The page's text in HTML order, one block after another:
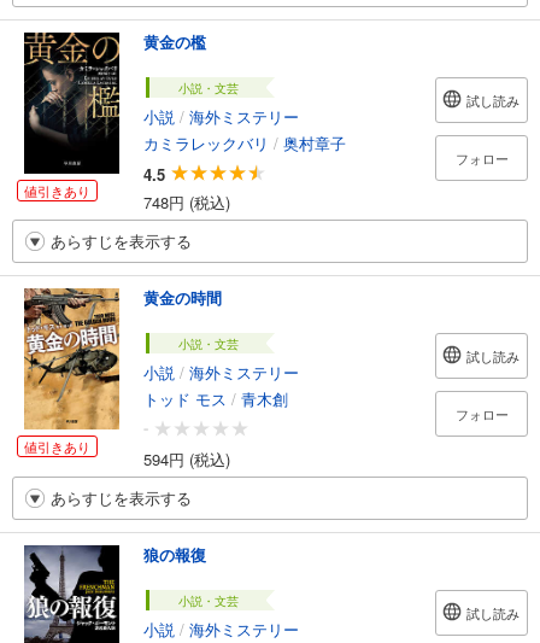
値引きあり
黄金の檻
小説・文芸
小説 / 海外ミステリー
カミラレックバリ / 奥村章子
4.5
748円 (税込)
試し読み
フォロー
あらすじを表示する
値引きあり
黄金の時間
小説・文芸
小説 / 海外ミステリー
トッド モス / 青木創
-
594円 (税込)
試し読み
フォロー
あらすじを表示する
狼の報復
小説・文芸
小説 / 海外ミステリー
試し読み